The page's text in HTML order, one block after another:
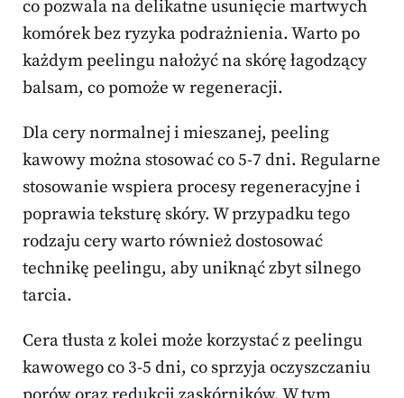
co pozwala na delikatne usunięcie martwych
komórek bez ryzyka podrażnienia. Warto po
każdym peelingu nałożyć na skórę łagodzący
balsam, co pomoże w regeneracji.
Dla cery normalnej i mieszanej, peeling
kawowy można stosować co 5-7 dni. Regularne
stosowanie wspiera procesy regeneracyjne i
poprawia teksturę skóry. W przypadku tego
rodzaju cery warto również dostosować
technikę peelingu, aby uniknąć zbyt silnego
tarcia.
Cera tłusta z kolei może korzystać z peelingu
kawowego co 3-5 dni, co sprzyja oczyszczaniu